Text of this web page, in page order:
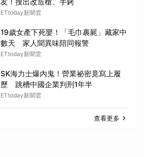
ETtoday新聞雲
19歲女產下死嬰！「毛巾裹屍」藏家中
數天 家人聞異味陪同報警
ETtoday新聞雲
SK海力士爆內鬼！營業祕密竟寫上履
歷 跳槽中國企業判刑1年半
ETtoday新聞雲
查看更多